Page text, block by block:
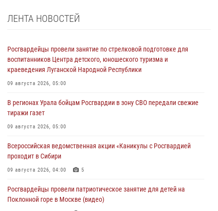
ЛЕНТА НОВОСТЕЙ
Росгвардейцы провели занятие по стрелковой подготовке для
воспитанников Центра детского, юношеского туризма и
краеведения Луганской Народной Республики
09 августа 2026, 05:00
В регионах Урала бойцам Росгвардии в зону СВО передали свежие
тиражи газет
09 августа 2026, 05:00
Всероссийская ведомственная акции «Каникулы с Росгвардией
проходит в Сибири
09 августа 2026, 04:00 5
Росгвардейцы провели патриотическое занятие для детей на
Поклонной горе в Москве (видео)